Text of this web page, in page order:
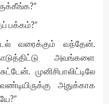
பக்கம்?”
வரைக்கும் வந்தேன்.
அவங்களை
முனிசிபாலிட்டிலே
அதுக்காக